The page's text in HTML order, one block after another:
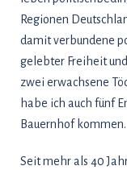
Regionen
damit verbundene
gelebter Freiheit
zwei erwachsene
habe ich auch fünf
Bauernhof kommen.
Seit mehr als 40